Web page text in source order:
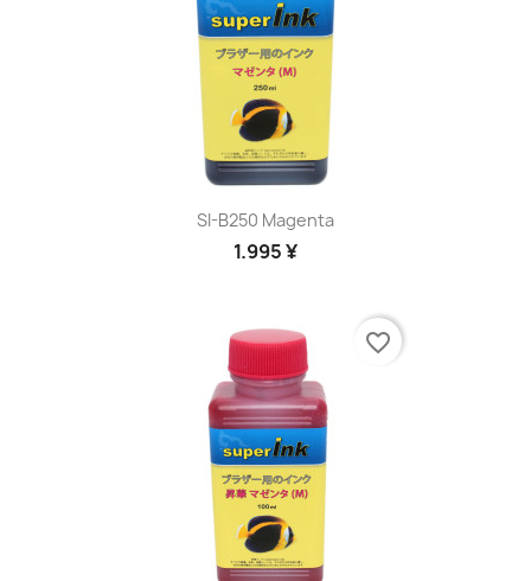
SI-B250 Magenta
1.995 ¥
favorite_border